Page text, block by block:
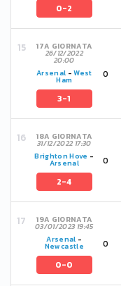
0-2
17A GIORNATA
26/12/2022
20:00
Arsenal -West
Ham
3-1
0
18A GIORNATA
31/12/2022 17:30
Brighton Hove -
Arsenal
2-4
0
19A GIORNATA
03/01/2023 19:45
Arsenal -
Newcastle
0-0
0